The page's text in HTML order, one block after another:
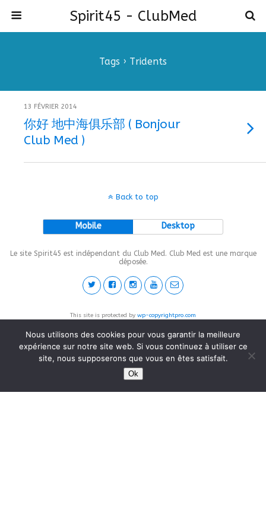
Spirit45 - ClubMed
Tags › Tridents
13 FÉVRIER 2014
你好 地中海俱乐部 ( Bonjour
Club Med )
Back to top
Mobile Desktop
Le site Spirit45 est indépendant du Club Med. Club Med est une marque
déposée.
This site is protected by wp-copyrightpro.com
Nous utilisons des cookies pour vous garantir la meilleure
expérience sur notre site web. Si vous continuez à utiliser ce
site, nous supposerons que vous en êtes satisfait.
Ok